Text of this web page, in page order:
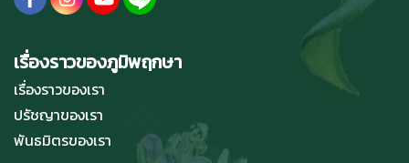
เรื่องราวของภูมิพฤกษา
เรื่องราวของเรา
ปรัชญาของเรา
พันธมิตรของเรา